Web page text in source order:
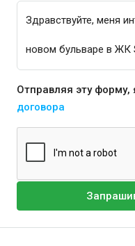
Отправляя эту
договора